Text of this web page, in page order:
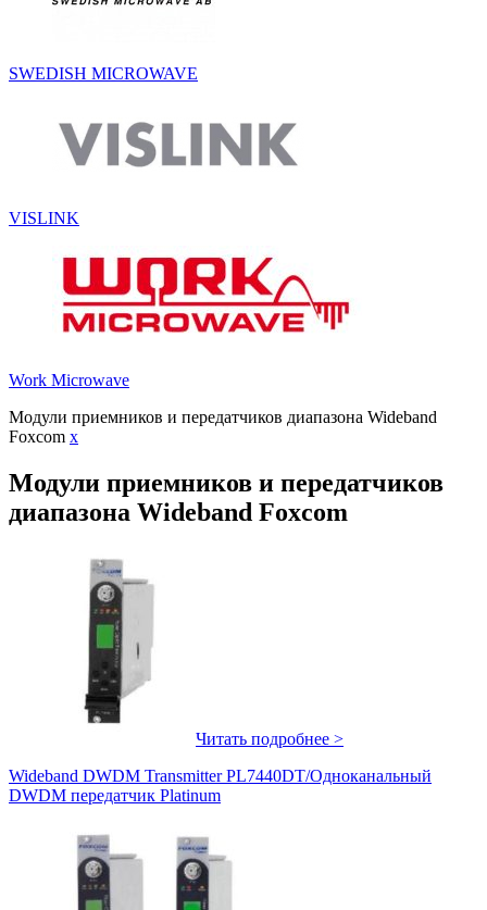
SWEDISH MICROWAVE
VISLINK
Work Microwave
Модули приемников и передатчиков диапазона Wideband
Foxcom x
Модули приемников и передатчиков
диапазона Wideband Foxcom
Читать подробнее >
Wideband DWDM Transmitter PL7440DT/Одноканальный
DWDM передатчик Platinum